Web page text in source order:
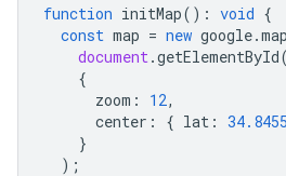
function initMap() : void {
const map = new google.
document .getElementById(
{
zoom : 12,
center : { lat :
}
);